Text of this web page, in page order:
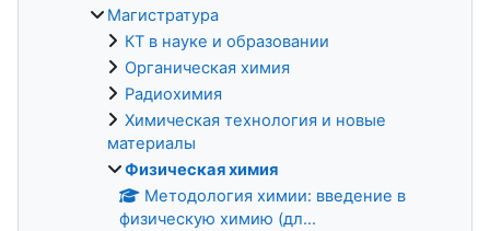
Магистратура
КТ в науке и образовании
Органическая химия
Радиохимия
Химическая технология и новые
материалы
Физическая химия
Методология химии: введение в
физическую химию (дл...